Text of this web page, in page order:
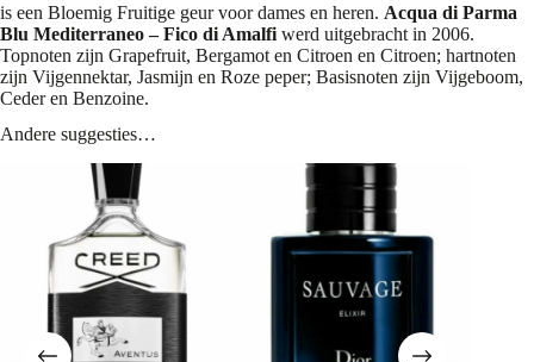
is een Bloemig Fruitige geur voor dames en heren. Acqua di Parma
Blu Mediterraneo – Fico di Amalfi werd uitgebracht in 2006.
Topnoten zijn Grapefruit, Bergamot en Citroen en Citroen; hartnoten
zijn Vijgennektar, Jasmijn en Roze peper; Basisnoten zijn Vijgeboom,
Ceder en Benzoine.
Andere suggesties…